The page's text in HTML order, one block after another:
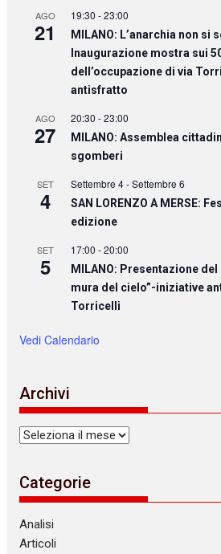
AGO
21
19:30 -23:00
MILANO: L’anarchia non si
Inaugurazione mostra sui
dell’occupazione di via
antisfratto
AGO
27
20:30 -23:00
MILANO: Assemblea
sgomberi
SET
4
Settembre 4-Settembre 6
SAN LORENZO A MERSE:
edizione
SET
5
17:00 -20:00
MILANO: Presentazione
mura del cielo”-iniziative
Torricelli
Vedi Calendario
Archivi
Archivi
Categorie
Analisi
Articoli